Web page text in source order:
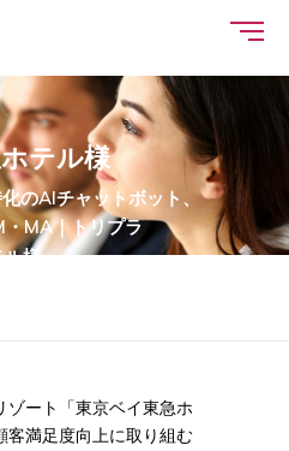
テル様
のAIチャットボット、
・MA｜トリプラ
様
ゾート「東京ベイ東急ホ
客満足度向上に取り組む